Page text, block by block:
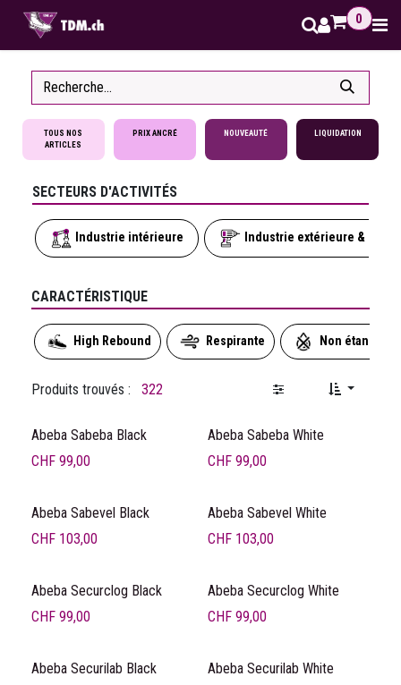
0
TOUS NOS
ARTICLES
PRIX ANCRÉ NOUVEAUTÉ LIQUIDATION
SECTEURS D'ACTIVITÉS
Industrie intérieure Industrie extérieure &
CARACTÉRISTIQUE
High Rebound Respirante Non étanche
Produits trouvés : 322
Abeba Sabeba Black
CHF 99,00
Abeba Sabeba White
CHF 99,00
Abeba Sabevel Black
CHF 103,00
Abeba Sabevel White
CHF 103,00
Abeba Securclog Black
CHF 99,00
Abeba Securclog White
CHF 99,00
Abeba Securilab Black
Abeba Securilab White